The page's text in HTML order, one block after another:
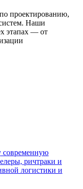
проектированию,
Наши
этапах — от
современную
ричтраки и
логистики и